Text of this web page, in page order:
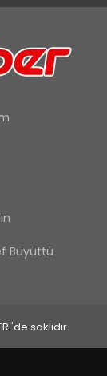
Büyüttü
'de saklıdır.